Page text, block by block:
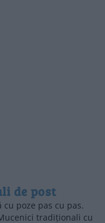
de post
poze pas cu pas.
tradiționali cu